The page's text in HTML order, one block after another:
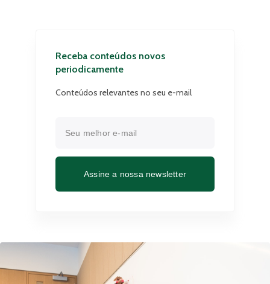
Receba conteúdos novos
periodicamente
Conteúdos relevantes no seu e-mail
Assine a nossa newsletter